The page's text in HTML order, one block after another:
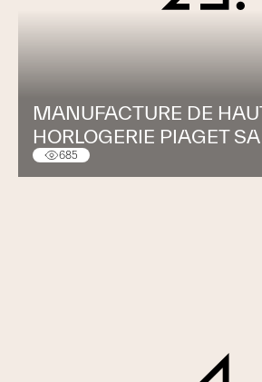
MANUFACTURE DE
HORLOGERIE PIAGET SA
685